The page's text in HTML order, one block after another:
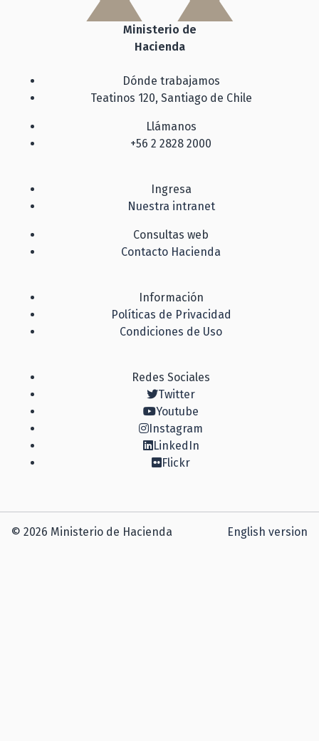
Ministerio de
Hacienda
Dónde trabajamos
Teatinos 120, Santiago de Chile
Llámanos
+56 2 2828 2000
Ingresa
Nuestra intranet
Consultas web
Contacto Hacienda
Información
Políticas de Privacidad
Condiciones de Uso
Redes Sociales
Twitter
Youtube
Instagram
LinkedIn
Flickr
© 2026 Ministerio de Hacienda English version